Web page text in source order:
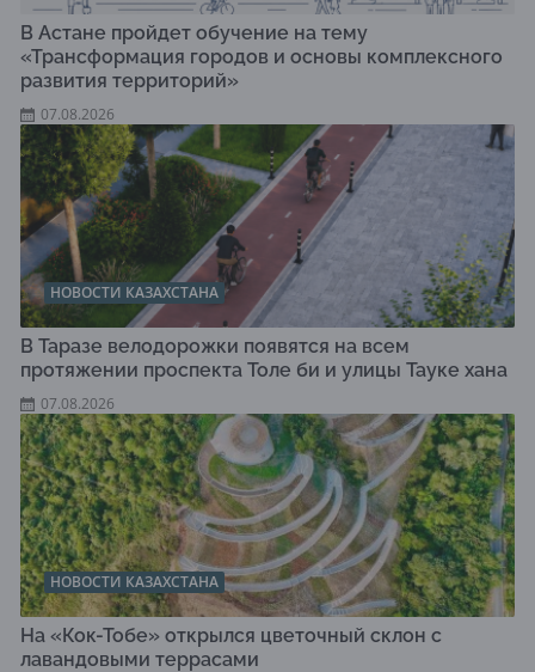
В Астане пройдет обучение на тему
«Трансформация городов и основы комплексного
развития территорий»
07.08.2026
НОВОСТИ КАЗАХСТАНА
В Таразе велодорожки появятся на всем
протяжении проспекта Толе би и улицы Тауке хана
07.08.2026
НОВОСТИ КАЗАХСТАНА
На «Кок-Тобе» открылся цветочный склон с
лавандовыми террасами